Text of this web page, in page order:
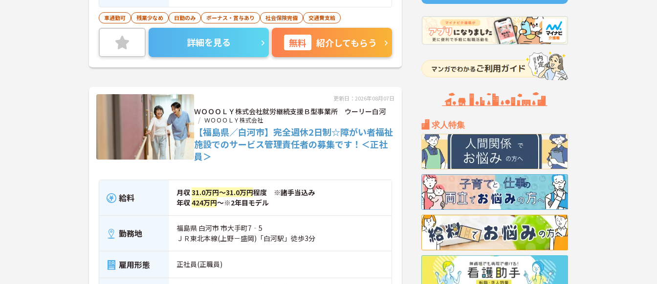
求人特集
車通勤可 残業少なめ 日勤のみ ボーナス・賞与あり 社会保険完備 交通費支給
詳細を見る 無料 紹介してもらう
更新日：2026年08月07日
ＷＯＯＯＬＹ株式会社就労継続支援Ｂ型事業所 ウーリー白河
ＷＯＯＯＬＹ株式会社
【福島県／白河市】完全週休2日制☆障がい者福祉
施設でのサービス管理責任者の募集です！＜正社
員＞
給料 月収31.0万円～31.0万円程度 ※諸手当込み
年収424万円～※2年目モデル
勤務地
福島県 白河市 市大手町7‐5
ＪＲ東北本線(上野－盛岡)「白河駅」徒歩3分
雇用形態 正社員(正職員)